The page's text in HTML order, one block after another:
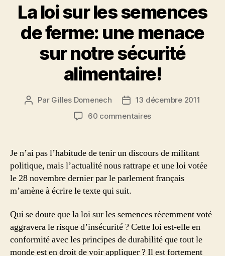
La loi sur les semences
de ferme: une menace
sur notre sécurité
alimentaire!
Auteur
Par Gilles Domenech
Date13 décembre 2011
60 commentairessur
semences
de
menace
sur
notre
sécurité
Je n’ai pas l’habitude de tenir un discours de militant
politique, mais l’actualité nous rattrape et une loi votée
le 28 novembre dernier par le parlement français
m’amène à écrire le texte qui suit.
Qui se doute que la loi sur les semences récemment voté
aggravera le risque d’insécurité ? Cette loi est-elle en
conformité avec les principes de durabilité que tout le
monde est en droit de voir appliquer ? Il est fortement